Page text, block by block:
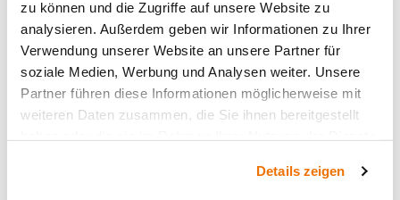
zu können und die Zugriffe auf unsere Website zu
analysieren. Außerdem geben wir Informationen zu Ihrer
Verwendung unserer Website an unsere Partner für
soziale Medien, Werbung und Analysen weiter. Unsere
Partner führen diese Informationen möglicherweise mit
weiteren Daten zusammen, die Sie ihnen bereitgestellt
Details zeigen